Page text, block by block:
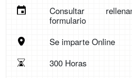
Consultar
formulario
Se imparte Online
300 Horas